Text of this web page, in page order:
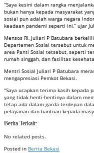
“Saya kesini dalam rangka
bukan hanya kepada masyarakat
sosial pun adalah warga negara
keadaan pandemi seperti ini,” ujar
Mensos RI, Juliari P Batubara
Departemen Sosial tersebut untuk
area Panti Sosial tetsebut, seperti
rumah singgah, dan fasilitas
Mentri Sosial Juliari P Batubara
mengapresiasi Pemkot Bekasi.
“Saya ucapkan terima kasih kepada
yang tidak henti-hentinya dalam
tetap ada dalam garda terdepan
pelayanan dan bantuan kepada
Berita Terkait:
No related posts.
Posted in Berita Bekasi